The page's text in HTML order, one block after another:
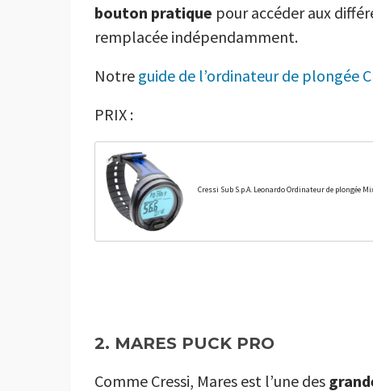
bouton pratique pour accéder aux
remplacée indépendamment.
Notre guide de l’ordinateur de plongée
PRIX :
Cressi Sub S.p.A. Leonardo Ordinateur de plongée
2. MARES PUCK PRO
Comme Cressi, Mares est l’une des